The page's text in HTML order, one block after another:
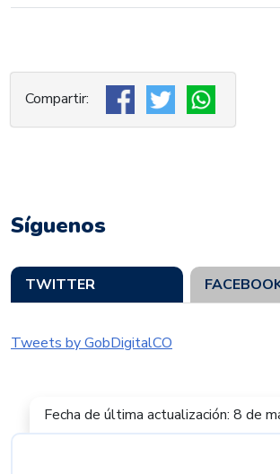
Síguenos
TWITTER
Tweets by GobDigitalCO
Fecha de última actualización: 8 de